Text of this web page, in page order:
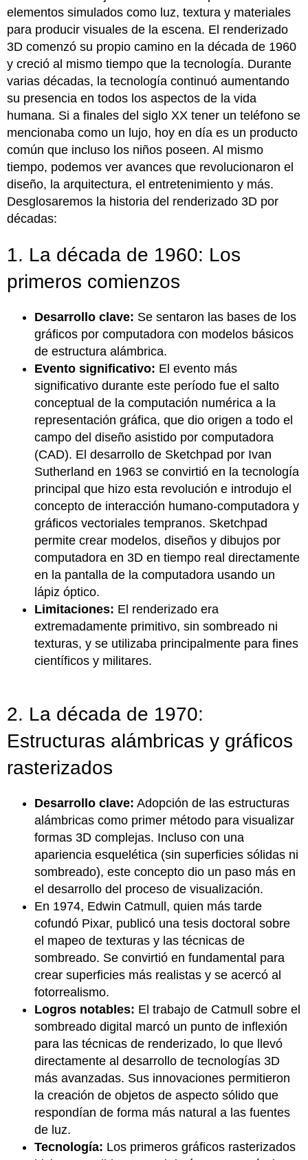
elementos simulados como luz, textura y materiales
para producir visuales de la escena. El renderizado
3D comenzó su propio camino en la década de 1960
y creció al mismo tiempo que la tecnología. Durante
varias décadas, la tecnología continuó aumentando
su presencia en todos los aspectos de la vida
humana. Si a finales del siglo XX tener un teléfono se
mencionaba como un lujo, hoy en día es un producto
común que incluso los niños poseen. Al mismo
tiempo, podemos ver avances que revolucionaron el
diseño, la arquitectura, el entretenimiento y más.
Desglosaremos la historia del renderizado 3D por
décadas:
1. La década de 1960: Los
primeros comienzos
Desarrollo clave: Se sentaron las bases de los
gráficos por computadora con modelos básicos
de estructura alámbrica.
Evento significativo: El evento más
significativo durante este período fue el salto
conceptual de la computación numérica a la
representación gráfica, que dio origen a todo el
campo del diseño asistido por computadora
(CAD). El desarrollo de Sketchpad por Ivan
Sutherland en 1963 se convirtió en la tecnología
principal que hizo esta revolución e introdujo el
concepto de interacción humano-computadora y
gráficos vectoriales tempranos. Sketchpad
permite crear modelos, diseños y dibujos por
computadora en 3D en tiempo real directamente
en la pantalla de la computadora usando un
lápiz óptico.
Limitaciones: El renderizado era
extremadamente primitivo, sin sombreado ni
texturas, y se utilizaba principalmente para fines
científicos y militares.
2. La década de 1970:
Estructuras alámbricas y gráficos
rasterizados
Desarrollo clave: Adopción de las estructuras
alámbricas como primer método para visualizar
formas 3D complejas. Incluso con una
apariencia esquelética (sin superficies sólidas ni
sombreado), este concepto dio un paso más en
el desarrollo del proceso de visualización.
En 1974, Edwin Catmull, quien más tarde
cofundó Pixar, publicó una tesis doctoral sobre
el mapeo de texturas y las técnicas de
sombreado. Se convirtió en fundamental para
crear superficies más realistas y se acercó al
fotorrealismo.
Logros notables: El trabajo de Catmull sobre el
sombreado digital marcó un punto de inflexión
para las técnicas de renderizado, lo que llevó
directamente al desarrollo de tecnologías 3D
más avanzadas. Sus innovaciones permitieron
la creación de objetos de aspecto sólido que
respondían de forma más natural a las fuentes
de luz.
Tecnología: Los primeros gráficos rasterizados